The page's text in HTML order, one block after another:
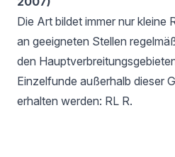
Die Art bildet immer nur kleine
an geeigneten Stellen
den
Einzelfunde außerhalb dieser
erhalten werden: RL R.